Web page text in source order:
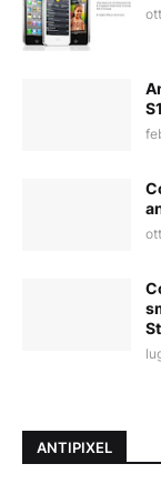
ANTIPIXEL